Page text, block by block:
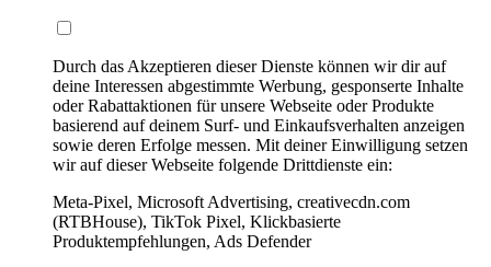
Durch das Akzeptieren dieser Dienste können wir dir auf
deine Interessen abgestimmte Werbung, gesponserte Inhalte
oder Rabattaktionen für unsere Webseite oder Produkte
basierend auf deinem Surf- und Einkaufsverhalten anzeigen
sowie deren Erfolge messen. Mit deiner Einwilligung setzen
wir auf dieser Webseite folgende Drittdienste ein:
Meta-Pixel, Microsoft Advertising, creativecdn.com
(RTBHouse), TikTok Pixel, Klickbasierte
Produktempfehlungen, Ads Defender